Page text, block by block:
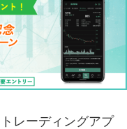
レーディングアプ